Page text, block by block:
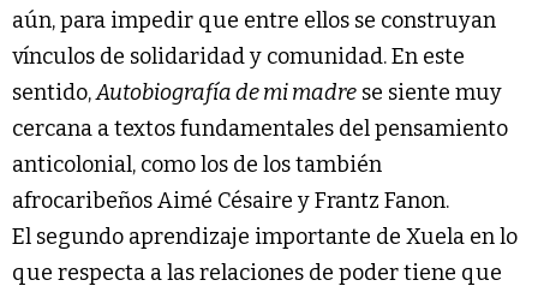
aún, para impedir que entre ellos se construyan
vínculos de solidaridad y comunidad. En este
sentido,Autobiografía de mi madre se siente muy
cercana a textos fundamentales del pensamiento
anticolonial, como los de los también
afrocaribeños Aimé Césaire y Frantz Fanon.
El segundo aprendizaje importante de Xuela en lo
que respecta a las relaciones de poder tiene que